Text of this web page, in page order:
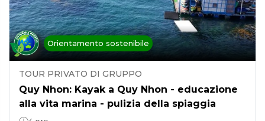
Orientamento sostenibile
TOUR PRIVATO DI GRUPPO
Quy Nhon: Kayak a Quy Nhon - educazione
alla vita marina - pulizia della spiaggia